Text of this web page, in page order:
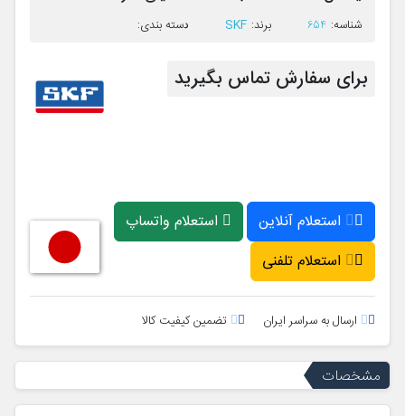
ﺷﻨﺎﺳﻪ: 654 ﺑﺮﻧﺪ: SKF ﺩﺳﺘﻪ ﺑﻨﺪی:
برای سفارش تماس بگیرید
استعلام آنلاین
استعلام واتساپ
استعلام تلفنی
ارسال به سراسر ایران تضمین کیفیت کالا
مشخصات